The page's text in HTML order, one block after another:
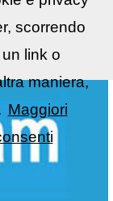
scorrendo
link o
maniera,
Maggiori